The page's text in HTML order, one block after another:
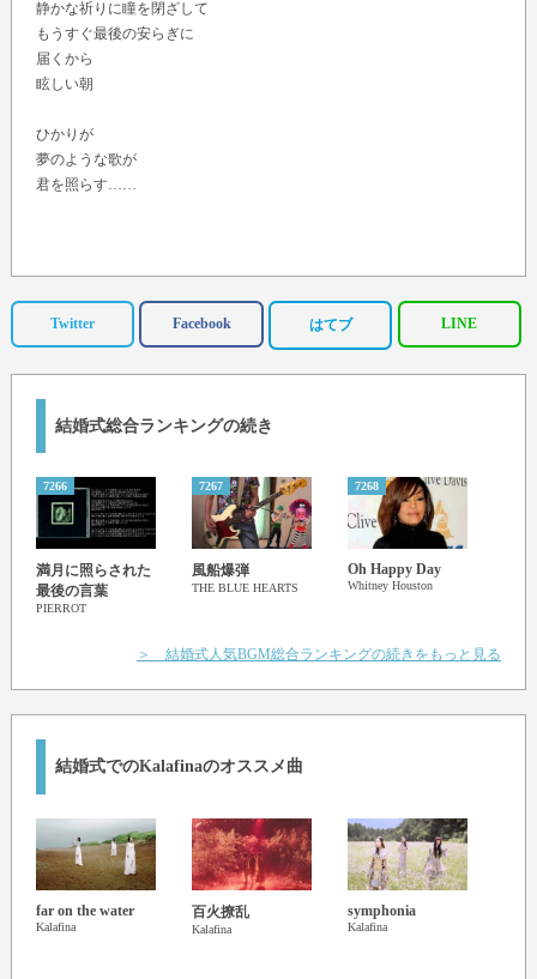
静かな祈りに瞳を閉ざして
もうすぐ最後の安らぎに
届くから
眩しい朝
ひかりが
夢のような歌が
君を照らす……
Twitter Facebook はてブ LINE
結婚式総合ランキングの続き
7266
満月に照らされた
最後の言葉
PIERROT
7267
風船爆弾
THE BLUE HEARTS
7268
Oh Happy Day
Whitney Houston
＞ 結婚式人気BGM総合ランキングの続きをもっと見る
結婚式でのKalafinaのオススメ曲
far on the water
Kalafina
百火撩乱
Kalafina
symphonia
Kalafina